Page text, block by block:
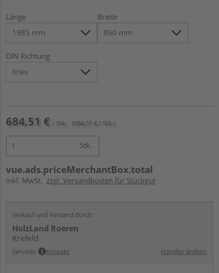
Länge Breite
DIN Richtung
684,51 € / Stk. (684,51 € / Stk.)
Stk.
vue.ads.priceMerchantBox.total
inkl. MwSt. zzgl. Versandkosten für Stückgut
Verkauf und Versand durch:
HolzLand Roeren
Krefeld
Services Kontakt Händler ändern